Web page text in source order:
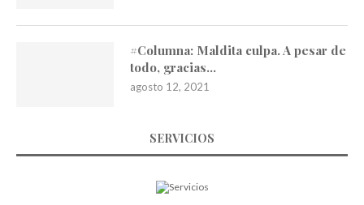
#Columna: Maldita culpa. A pesar de
todo, gracias…
agosto 12, 2021
SERVICIOS